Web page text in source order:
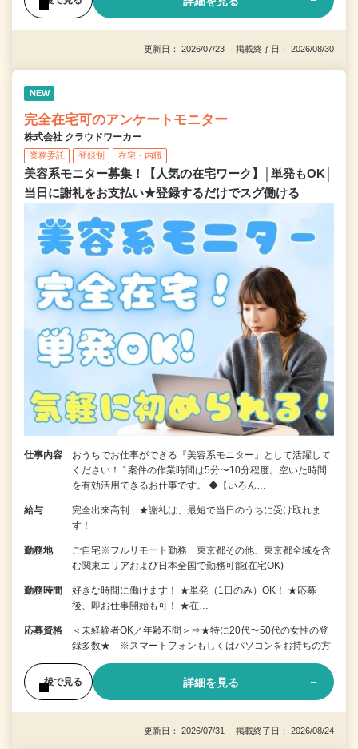
更新日： 2026/07/23 掲載終了日： 2026/08/30
NEW
完全在宅可のアンケートモニター
株式会社 クラウドワーカー
業務委託 登録制 在宅・内職
美容系モニター募集！【人気の在宅ワーク】│単発もOK│
当日に謝礼をお支払い★登録するだけでスグ働ける
仕事内容
おうちでお仕事ができる『美容系モニター』として活躍して
ください！ 1案件の作業時間は5分〜10分程度。空いた時間
を有効活用できるお仕事です。 ◆【いろん…
給与
完全出来高制 ★謝礼は、最短で当日のうちに受け取れま
す！
勤務地
ご自宅※フルリモート勤務 東京都その他、東京都全域を含
む関東エリアおよび日本全国で勤務可能(在宅OK)
勤務時間
好きな時間に働けます！ ★単発（1日のみ）OK！ ★応募
後、即お仕事開始も可！ ★在…
応募資格
＜未経験者OK／年齢不問＞⇒★特に20代〜50代の女性の登
録多数★ ※スマートフォンもしくはパソコンをお持ちの方
後で見る 詳細を見る
更新日： 2026/07/31 掲載終了日： 2026/08/24